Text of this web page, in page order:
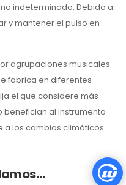
indeterminado. Debido a
y mantener el pulso en
agrupaciones musicales
fabrica en diferentes
el que considere más
al instrumento
a los cambios climáticos.